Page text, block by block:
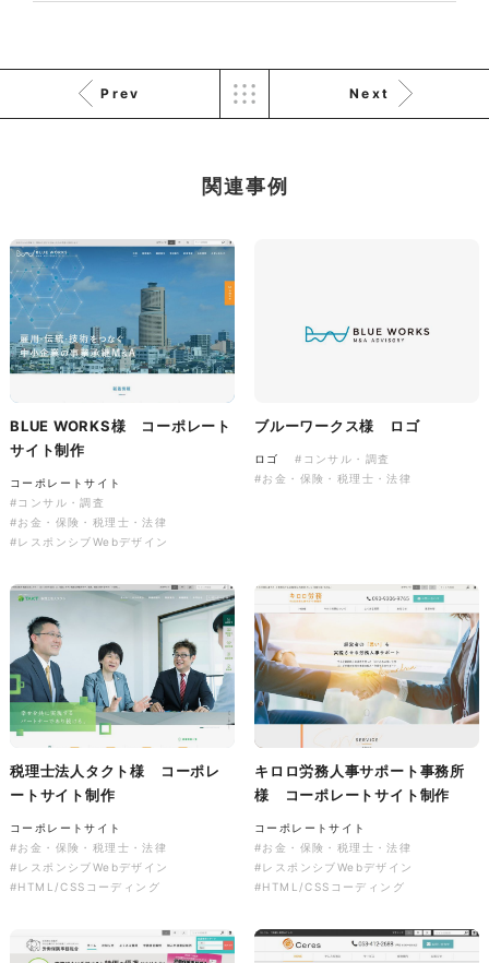
株式会社KDK様 コーポレート
サイト制作
杉野屋様 立春大福チラシ
株式会社三共様 会社案内パン
株式会社三共様 さんきょちゃ
んぬいぐるみ
イラスト・キャラクター
#イラスト
#エコ・環境
#ぬいぐるみ
ヒーパッケージ
#イラスト
#エコ・環境
Prev Next
関連事例
BLUE WORKS様 コーポレート
サイト制作
コーポレートサイト
#コンサル・調査
#お金・保険・税理士・法律
#レスポンシブWebデザイン
ブルーワークス様 ロゴ
ロゴ
#コンサル・調査
#お金・保険・税理士・法律
税理士法人タクト様 コーポレ
ートサイト制作
コーポレートサイト
#お金・保険・税理士・法律
#レスポンシブWebデザイン
#HTML/CSSコーディング
キロロ労務人事サポート事務所
様 コーポレートサイト制作
コーポレートサイト
#お金・保険・税理士・法律
#レスポンシブWebデザイン
#HTML/CSSコーディング